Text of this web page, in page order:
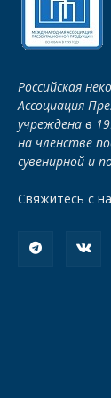
Российская
Ассоциация
учреждена в
на членстве
сувенирной и
Свяжитесь с